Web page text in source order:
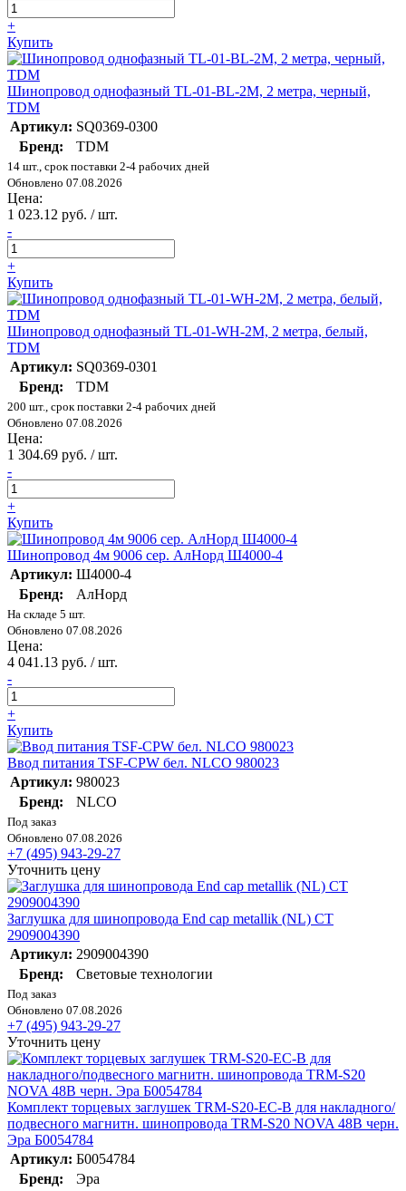
+
Купить
Шинопровод однофазный TL-01-BL-2M, 2 метра, черный,
TDM
Артикул: SQ0369-0300
Бренд:
TDM
14 шт., срок поставки 2-4 рабочих дней
Обновлено 07.08.2026
Цена:
1 023.12 руб. / шт.
-
+
Купить
Шинопровод однофазный TL-01-WH-2M, 2 метра, белый,
TDM
Артикул: SQ0369-0301
Бренд:
TDM
200 шт., срок поставки 2-4 рабочих дней
Обновлено 07.08.2026
Цена:
1 304.69 руб. / шт.
-
+
Купить
Шинопровод 4м 9006 сер. АлНорд Ш4000-4
Артикул: Ш4000-4
Бренд:
АлНорд
На складе 5 шт.
Обновлено 07.08.2026
Цена:
4 041.13 руб. / шт.
-
+
Купить
Ввод питания TSF-CPW бел. NLCO 980023
Артикул: 980023
Бренд:
NLCO
Под заказ
Обновлено 07.08.2026
+7 (495) 943-29-27
Уточнить цену
Заглушка для шинопровода End cap metallik (NL) СТ
2909004390
Артикул: 2909004390
Бренд:
Световые технологии
Под заказ
Обновлено 07.08.2026
+7 (495) 943-29-27
Уточнить цену
Комплект торцевых заглушек TRM-S20-EC-B для накладного/
подвесного магнитн. шинопровода TRM-S20 NOVA 48В черн.
Эра Б0054784
Артикул: Б0054784
Бренд:
Эра